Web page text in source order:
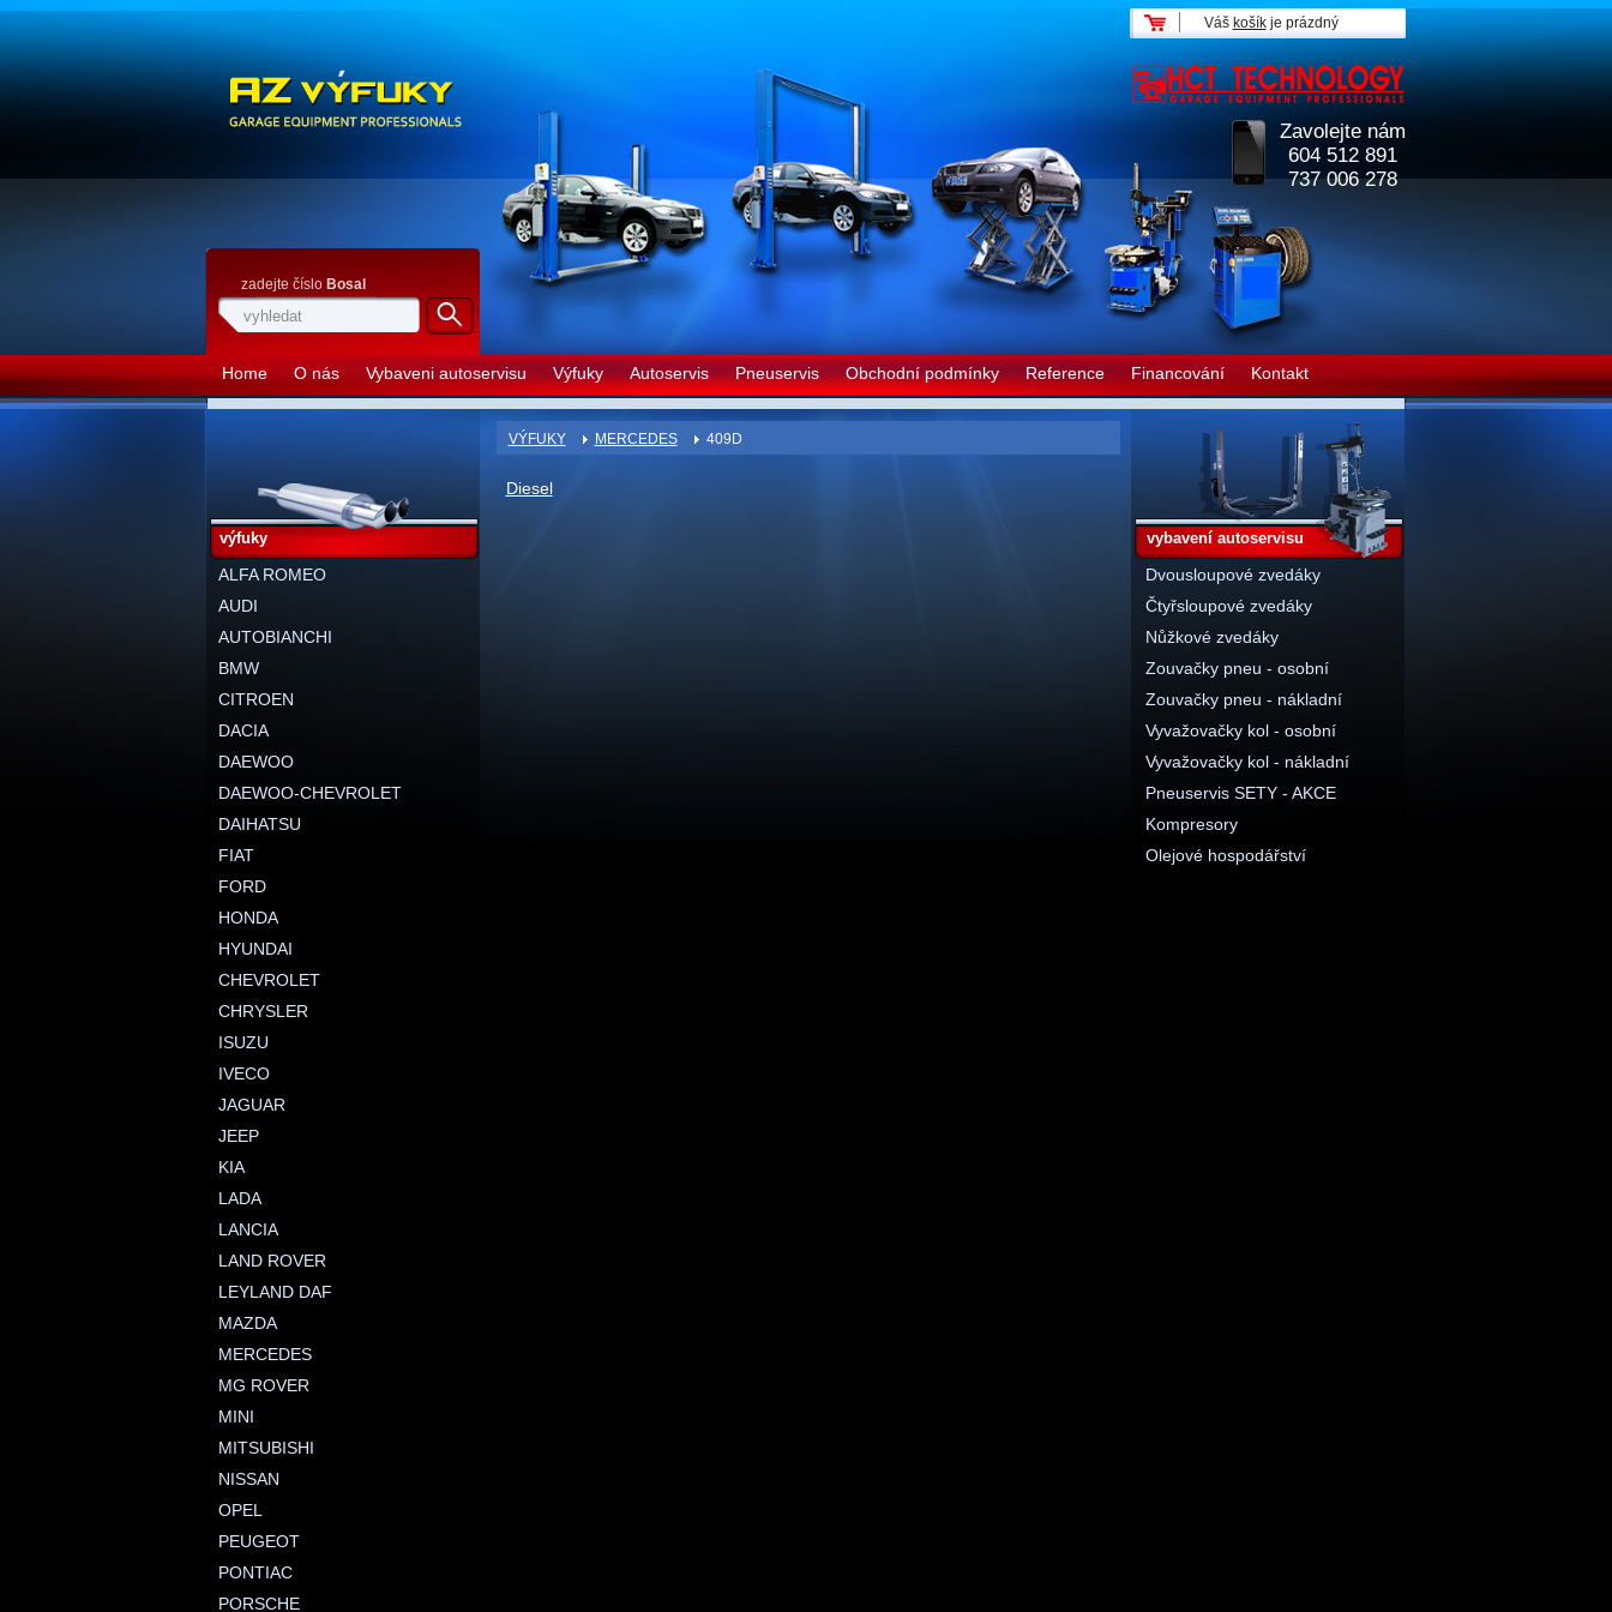
Home O nás Vybaveni autoservisu Výfuky Autoservis Pneuservis Obchodní podmínky Reference Financování Kontakt
Zavolejte nám
604 512 891
737 006 278
zadejte číslo Bosal
Váš košíkje prázdný
VÝFUKY MERCEDES 409D
Diesel
vybavení autoservisu
Dvousloupové zvedáky
Čtyřsloupové zvedáky
Nůžkové zvedáky
Zouvačky pneu - osobní
Zouvačky pneu - nákladní
Vyvažovačky kol - osobní
Vyvažovačky kol - nákladní
Pneuservis SETY - AKCE
Kompresory
Olejové hospodářství
výfuky
ALFA ROMEO
AUDI
AUTOBIANCHI
BMW
CITROEN
DACIA
DAEWOO
DAEWOO-CHEVROLET
DAIHATSU
FIAT
FORD
HONDA
HYUNDAI
CHEVROLET
CHRYSLER
ISUZU
IVECO
JAGUAR
JEEP
KIA
LADA
LANCIA
LAND ROVER
LEYLAND DAF
MAZDA
MERCEDES
MG ROVER
MINI
MITSUBISHI
NISSAN
OPEL
PEUGEOT
PONTIAC
PORSCHE